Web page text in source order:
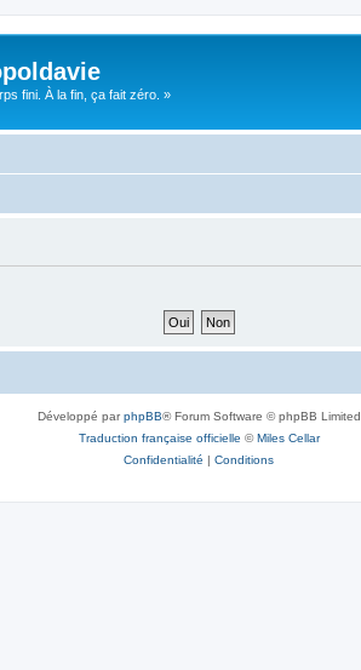
fini. À la fin, ça fait zéro. »
Développé parphpBB® Forum Software © phpBB Limited
Traduction française officielle ©Miles Cellar
Confidentialité | Conditions